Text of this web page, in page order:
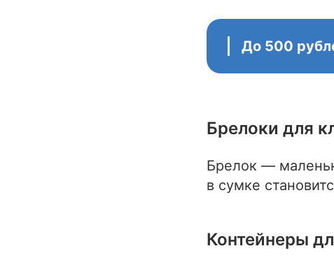
До 500
Брелоки для
Брелок —
в сумке
Контейнеры